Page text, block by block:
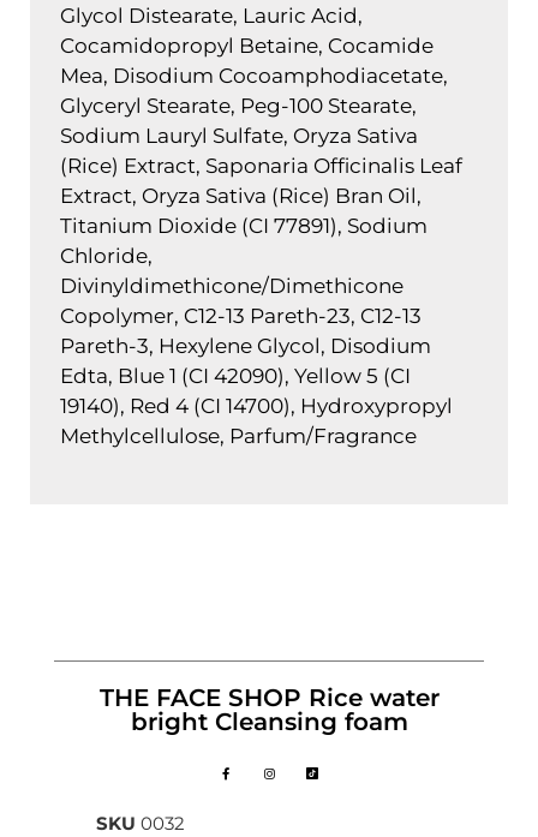
Glycol Distearate, Lauric Acid,
Cocamidopropyl Betaine, Cocamide
Mea, Disodium Cocoamphodiacetate,
Glyceryl Stearate, Peg-100 Stearate,
Sodium Lauryl Sulfate, Oryza Sativa
(Rice) Extract, Saponaria Officinalis Leaf
Extract, Oryza Sativa (Rice) Bran Oil,
Titanium Dioxide (CI 77891), Sodium
Chloride,
Divinyldimethicone/Dimethicone
Copolymer, C12-13 Pareth-23, C12-13
Pareth-3, Hexylene Glycol, Disodium
Edta, Blue 1 (CI 42090), Yellow 5 (CI
19140), Red 4 (CI 14700), Hydroxypropyl
Methylcellulose, Parfum/Fragrance
THE FACE SHOP Rice water
bright Cleansing foam
SKU 0032